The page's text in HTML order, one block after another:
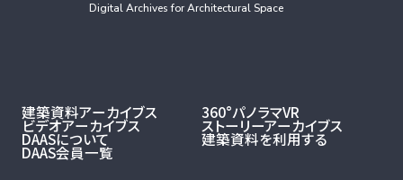
Digital Archives for Architectural Space
建築資料アーカイブス 360°パノラマVR
ビデオアーカイブス ストーリーアーカイブス
DAASについて 建築資料を利用する
DAAS会員一覧